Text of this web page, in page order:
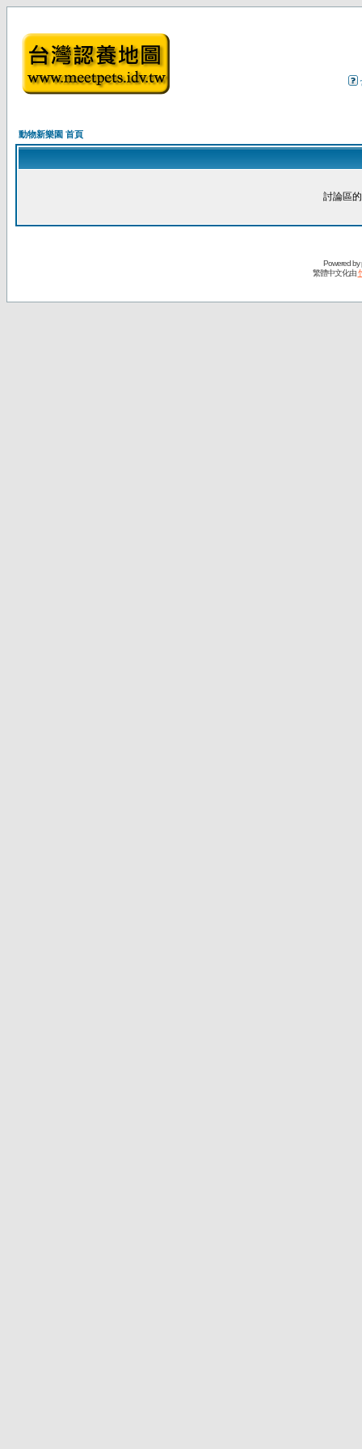
動物新樂園 首頁
討論區
Powered by
繁體中文化由